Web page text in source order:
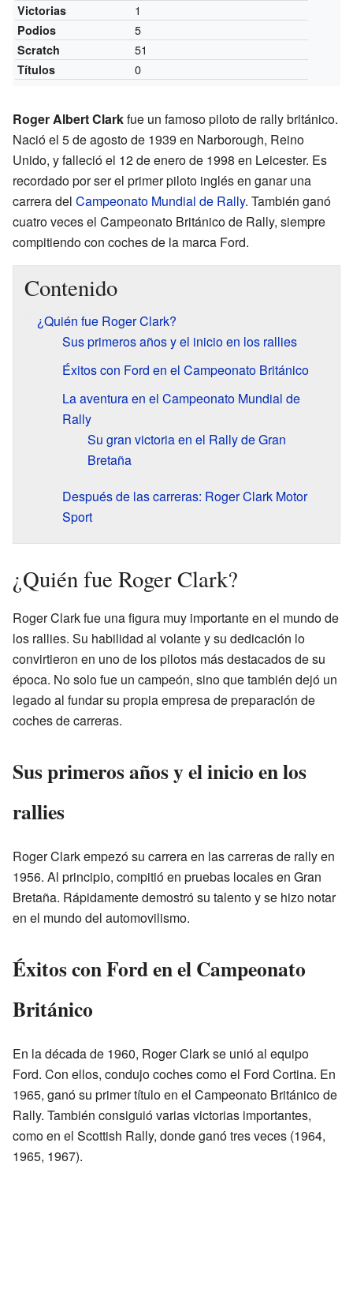
Victorias 1
Podios 5
Scratch 51
Títulos 0
Roger Albert Clarkfue un famoso piloto de rally británico.
Nació el 5 de agosto de 1939 en Narborough, Reino
Unido, y falleció el 12 de enero de 1998 en Leicester. Es
recordado por ser el primer piloto inglés en ganar una
carrera del Campeonato Mundial de Rally. También ganó
cuatro veces el Campeonato Británico de Rally, siempre
compitiendo con coches de la marca Ford.
Contenido
¿Quién fue Roger Clark?
Sus primeros años y el inicio en los rallies
Éxitos con Ford en el Campeonato Británico
La aventura en el Campeonato Mundial de
Rally
Su gran victoria en el Rally de Gran
Bretaña
Después de las carreras: Roger Clark Motor
Sport
¿Quién fue Roger Clark?
Roger Clark fue una figura muy importante en el mundo de
los rallies. Su habilidad al volante y su dedicación lo
convirtieron en uno de los pilotos más destacados de su
época. No solo fue un campeón, sino que también dejó un
legado al fundar su propia empresa de preparación de
coches de carreras.
Sus primeros años y el inicio en los
rallies
Roger Clark empezó su carrera en las carreras de rally en
1956. Al principio, compitió en pruebas locales en Gran
Bretaña. Rápidamente demostró su talento y se hizo notar
en el mundo del automovilismo.
Éxitos con Ford en el Campeonato
Británico
En la década de 1960, Roger Clark se unió al equipo
Ford. Con ellos, condujo coches como el Ford Cortina. En
1965, ganó su primer título en el Campeonato Británico de
Rally. También consiguió varias victorias importantes,
como en el Scottish Rally, donde ganó tres veces (1964,
1965, 1967).